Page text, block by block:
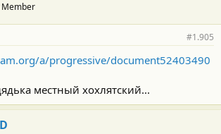
Member
#1.905
a/progressive/document52403490
местный хохлятский...